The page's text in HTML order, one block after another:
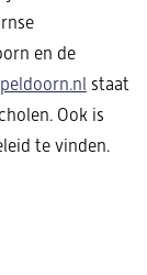
en de
staat
Ook is
te vinden.